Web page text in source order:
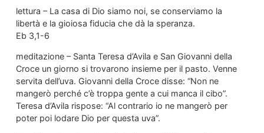
lettura – La casa di Dio siamo noi, se conserviamo la
libertà e la gioiosa fiducia che dà la speranza.
Eb 3,1-6
meditazione – Santa Teresa d’Avila e San Giovanni della
Croce un giorno si trovarono insieme per il pasto. Venne
servita dell’uva. Giovanni della Croce disse: “Non ne
mangerò perché c’è troppa gente a cui manca il cibo”.
Teresa d’Avila rispose: “Al contrario io ne mangerò per
poter poi lodare Dio per questa uva”.